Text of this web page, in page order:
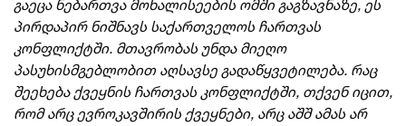
გაეცა ნებართვა მოხალისეების ომში გაგზავნაზე, ეს
პირდაპირ ნიშნავს საქართველოს ჩართვას
კონფლიქტში. მთავრობას უნდა მიეღო
პასუხისმგებლობით აღსავსე გადაწყვეტილება. რაც
შეეხება ქვეყნის ჩართვას კონფლიქტში, თქვენ იცით,
რომ არც ევროკავშირის ქვეყნები, არც აშშ ამას არ